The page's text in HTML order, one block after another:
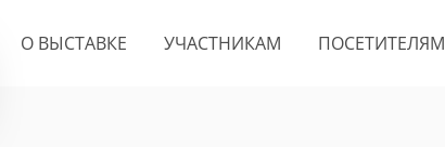
О ВЫСТАВКЕ УЧАСТНИКАМ ПОСЕТИТЕЛЯМ